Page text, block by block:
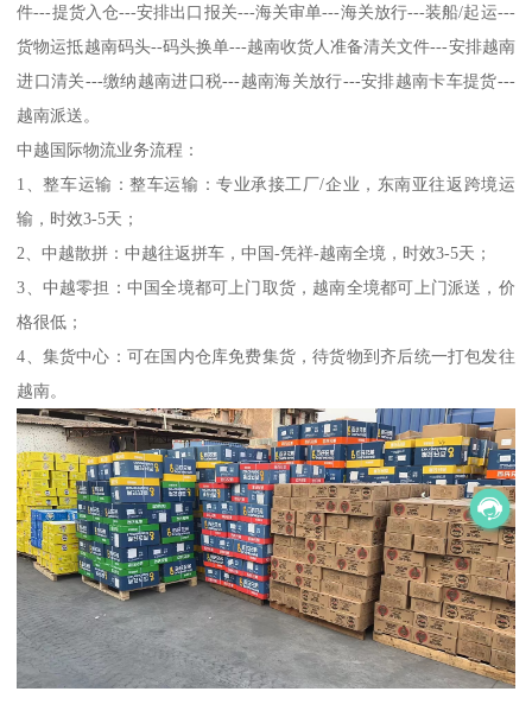
件---提货入仓---安排出口报关---海关审单---海关放行---装船/起运---
货物运抵越南码头--码头换单---越南收货人准备清关文件---安排越南
进口清关---缴纳越南进口税---越南海关放行---安排越南卡车提货---
越南派送。
中越国际物流业务流程：
1、整车运输：整车运输：专业承接工厂/企业，东南亚往返跨境运
输，时效3-5天；
2、中越散拼：中越往返拼车，中国-凭祥-越南全境，时效3-5天；
3、中越零担：中国全境都可上门取货，越南全境都可上门派送，价
格很低；
4、集货中心：可在国内仓库免费集货，待货物到齐后统一打包发往
越南。